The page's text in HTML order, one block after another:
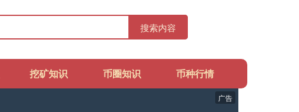
搜索内容
挖矿知识 币圈知识 币种行情
广告